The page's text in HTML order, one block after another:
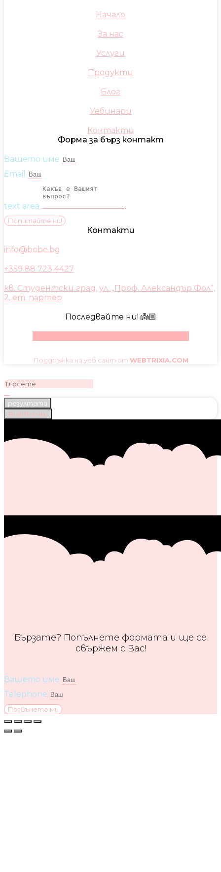
Начало
За нас
Услуги
Продукти
Блог
Уебинари
Контакти
Форма за бърз контакт
Вашето име
Email
text area
Попитайте ни!
Контакти
info@bebe.bg
+359 88 723 4427
кв. Студентски град, ул. „Проф. Александър Фол“,
2, ет. партер
Последвайте ни! 👼🏼
Поддръжка на уеб сайт от WEBTRIXIA.COM
резултата
Виж всички
Бързате? Попълнете формата и ще се
свържем с Вас!
Вашето име
Telephone
Позвънете ми